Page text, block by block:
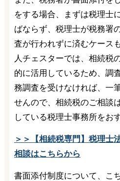
をする場合、まずは税理士
ばならず、税理士が税務署
査が行われずに済むケース
人チェスターでは、相続税
的に活用しているため、調
務調査を受けなければ、一
せんので、相続税のご相談
している税理士事務所をお
＞＞【相続税専門】税理士
相談はこちらから
書面添付制度について、こ